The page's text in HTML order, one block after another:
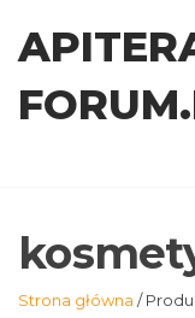
Strona główna /